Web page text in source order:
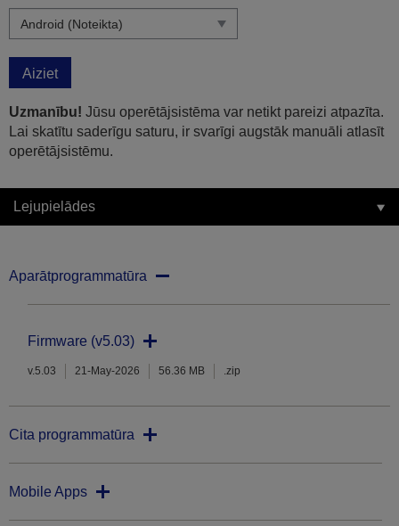
Aiziet
Uzmanību! Jūsu operētājsistēma var netikt pareizi atpazīta.
Lai skatītu saderīgu saturu, ir svarīgi augstāk manuāli atlasīt
operētājsistēmu.
Lejupielādes
Aparātprogrammatūra
Firmware (v5.03)
v.5.03 21-May-2026 56.36 MB .zip
Cita programmatūra
Mobile Apps